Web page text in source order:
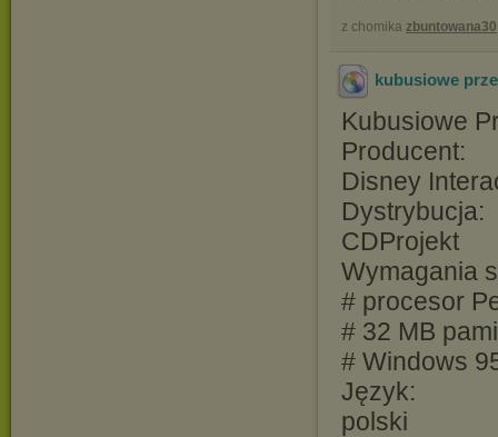
z chomika zbuntowana30
kubusiowe
Kubusiowe
Producent:
Disney
Dystrybucja:
CDProjekt
Wymagania
# procesor
# 32 MB
# Windows
Język:
polski